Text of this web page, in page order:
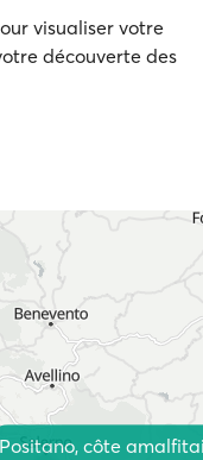
visualiser votre
découverte des
Positano, côte